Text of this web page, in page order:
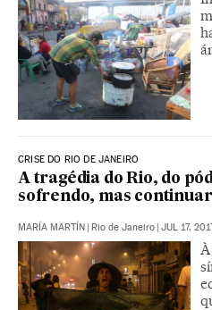
CRISE DO RIO DE JANEIRO
A tragédia do Rio, do
sofrendo, mas
MARÍA MARTÍN | Rio de Janeiro | JUL 17,